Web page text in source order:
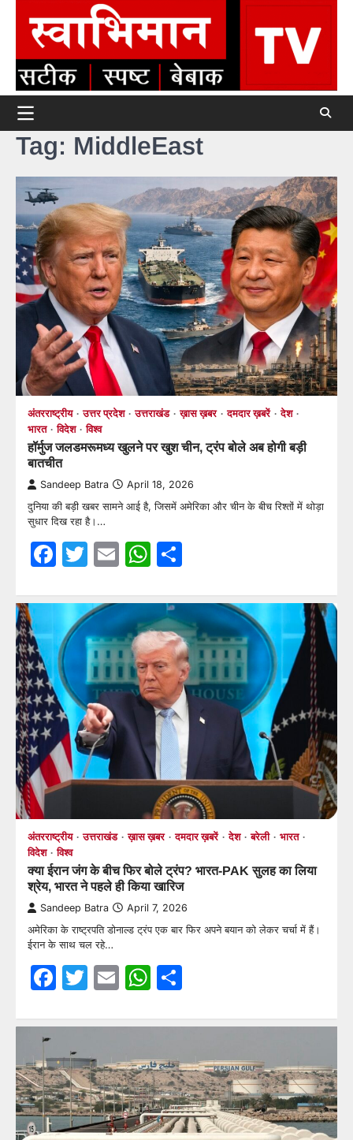
content
Tag: MiddleEast
अंतरराष्ट्रीय उत्तर प्रदेश उत्तराखंड ख़ास ख़बर दमदार ख़बरें
देश
भारत
विदेश विश्व
हॉर्मुज जलडमरूमध्य खुलने पर खुश चीन, ट्रंप बोले अब होगी बड़ी
बातचीत
Sandeep Batra April 18, 2026
दुनिया की बड़ी खबर सामने आई है, जिसमें अमेरिका और चीन के बीच रिश्तों में थोड़ा
सुधार दिख रहा है।…
Facebook
Twitter
EmailWhatsApp
अंतरराष्ट्रीय उत्तराखंड ख़ास ख़बर दमदार ख़बरें देश बरेली
भारत
विदेश
विश्व
क्या ईरान जंग के बीच फिर बोले ट्रंप? भारत-PAK सुलह का लिया
श्रेय, भारत ने पहले ही किया खारिज
Sandeep Batra April 7, 2026
अमेरिका के राष्ट्रपति डोनाल्ड ट्रंप एक बार फिर अपने बयान को लेकर चर्चा में हैं।
ईरान के साथ चल रहे…
Facebook
Twitter
EmailWhatsApp